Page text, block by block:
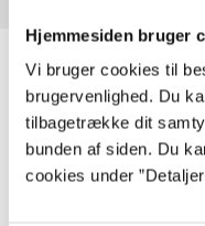
Hjemmesiden bruger
Vi bruger cookies til
brugervenlighed. Du
tilbagetrække dit
bunden af siden. Du
cookies under
Artikler
Alle registrerede